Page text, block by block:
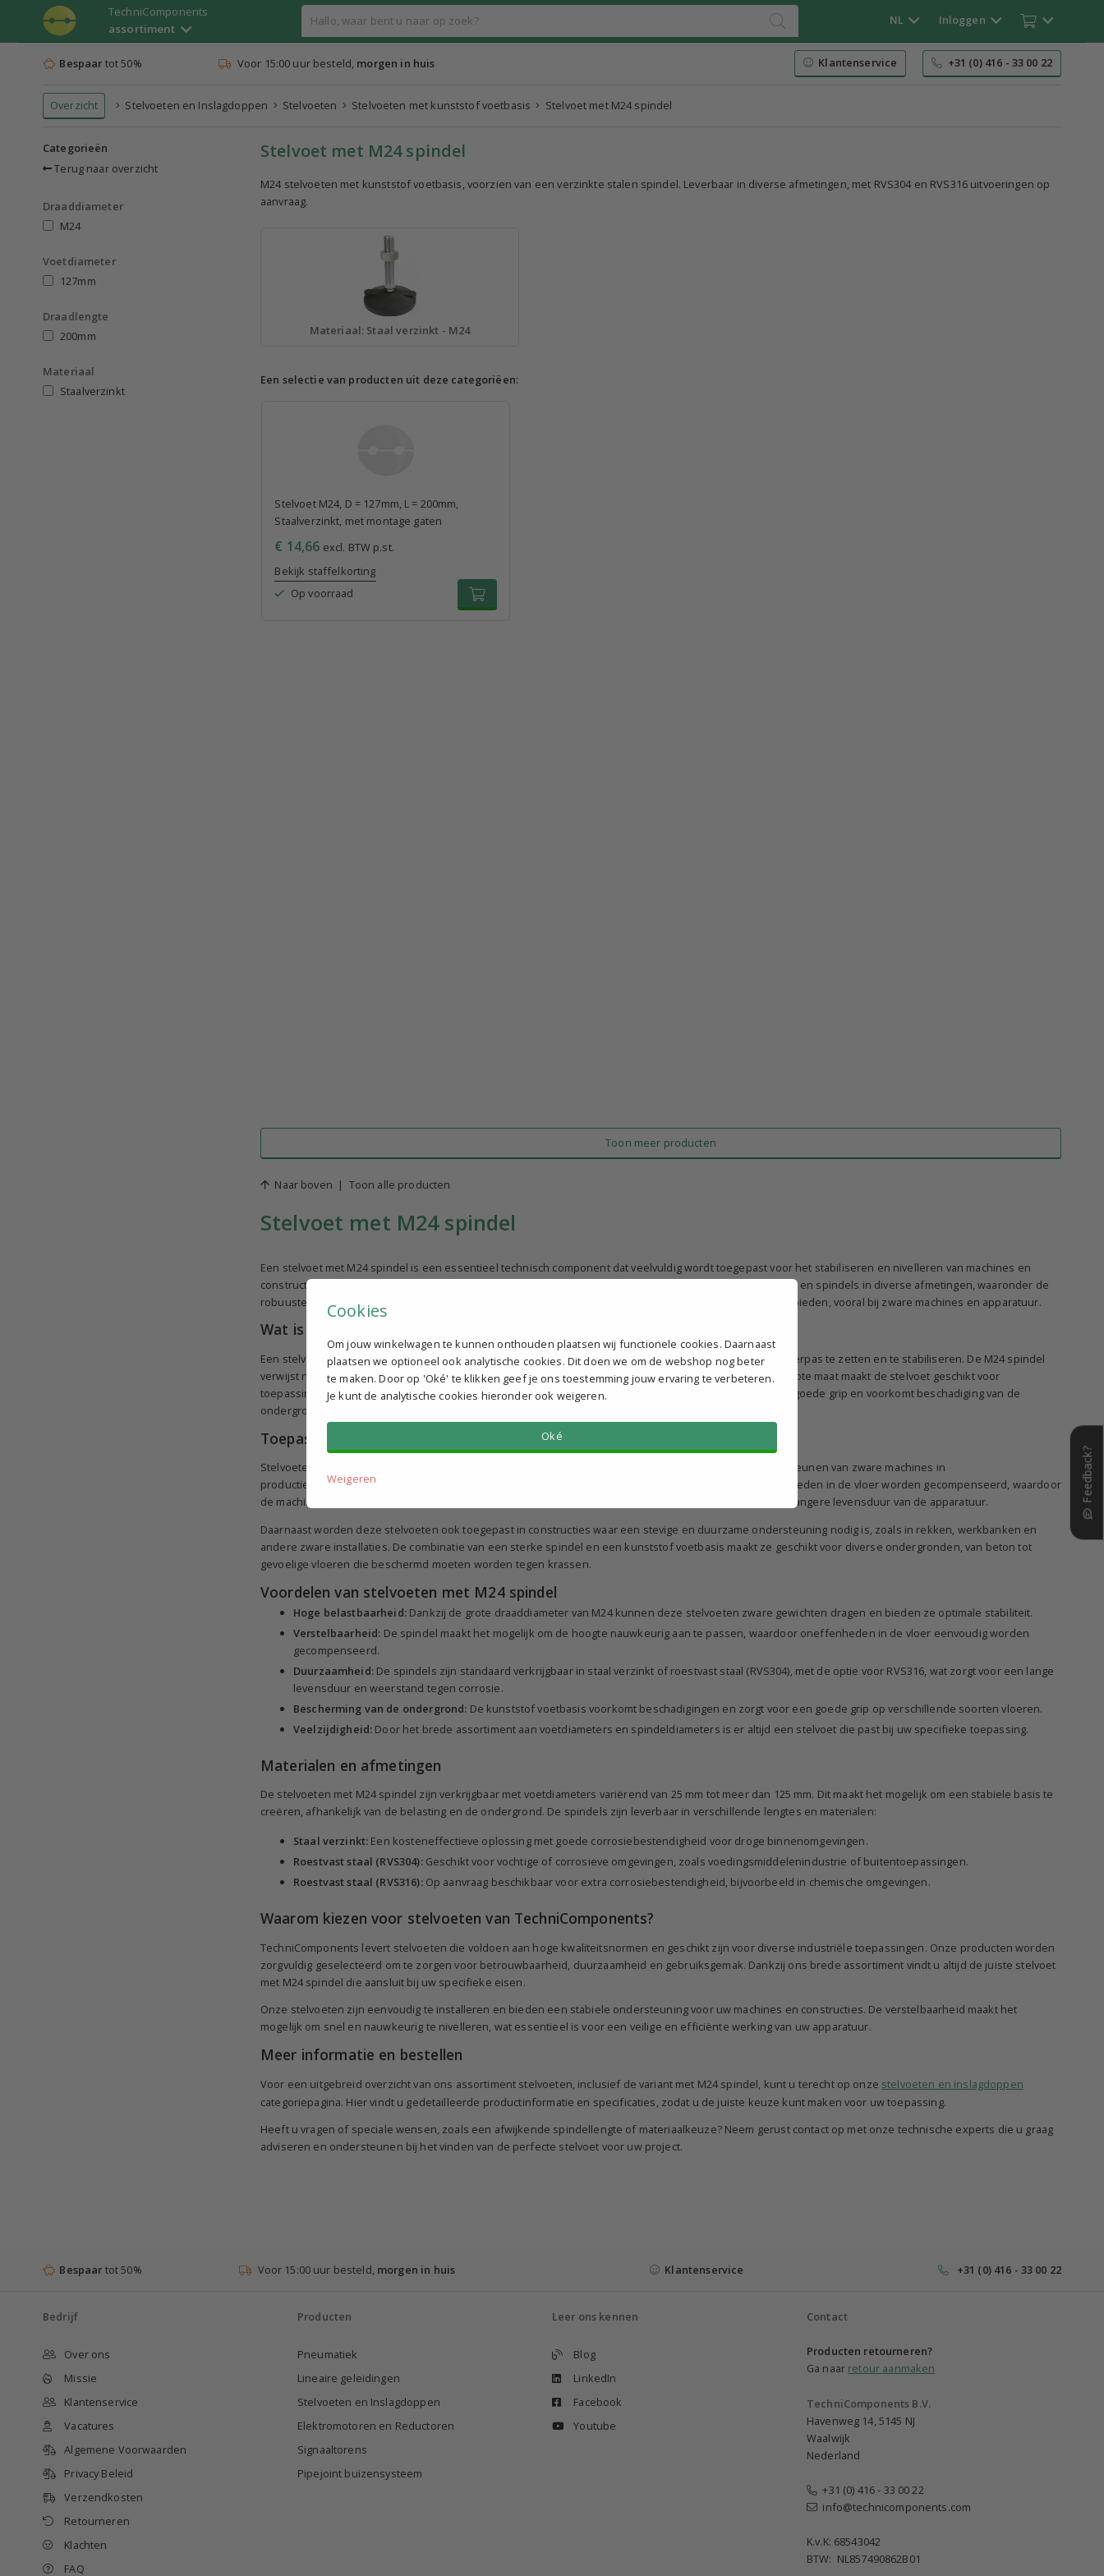
TechniComponents
assortiment
NL Inloggen
Bespaar tot 50% Voor 15:00 uur besteld, morgen in huis Klantenservice +31 (0) 416 - 33 00 22
Overzicht Stelvoeten en Inslagdoppen Stelvoeten Stelvoeten met kunststof voetbasis Stelvoet met M24 spindel
Categorieën
Terug naar overzicht
Draaddiameter
M24
Voetdiameter
127mm
Draadlengte
200mm
Materiaal
Staalverzinkt
Stelvoet met M24 spindel
M24 stelvoeten met kunststof voetbasis, voorzien van een verzinkte stalen spindel. Leverbaar in diverse afmetingen, met RVS304 en RVS316 uitvoeringen op
aanvraag.
Materiaal: Staal verzinkt - M24
Een selectie van producten uit deze categoriëen:
Stelvoet M24, D = 127mm, L = 200mm,
Staalverzinkt, met montage gaten
€ 14,66 excl. BTW p.st.
Bekijk staffelkorting
Op voorraad
Toon meer producten
Naar boven | Toon alle producten
Stelvoet met M24 spindel
Een stelvoet met M24 spindel is een essentieel technisch component dat veelvuldig wordt toegepast voor het stabiliseren en nivelleren van machines en
constructies. Bij TechniComponents bieden we een breed assortiment stelvoeten met kunststof voetbasis en spindels in diverse afmetingen, waaronder de
robuuste M24 variant. Deze stelvoeten zijn ontworpen om een stevige en betrouwbare ondersteuning te bieden, vooral bij zware machines en apparatuur.
Wat is een stelvoet met M24 spindel?
Een stelvoet is een verstelbare voet die wordt gebruikt om machines, meubels of andere constructies waterpas te zetten en te stabiliseren. De M24 spindel
verwijst naar de draaddiameter van de schroefdraad op de spindel, namelijk 24 millimeter. Deze relatief grote maat maakt de stelvoet geschikt voor
toepassingen waarbij hogere belastingen en stabiliteit vereist zijn. De kunststof voetbasis zorgt voor een goede grip en voorkomt beschadiging van de
ondergrond.
Toepassingen van stelvoeten met M24 spindel
Stelvoeten met een M24 spindel worden vooral gebruikt als machinepoten. Ze zijn ideaal voor het ondersteunen van zware machines in
productieomgevingen, werkplaatsen en industriële installaties. Door de verstelbaarheid kunnen oneffenheden in de vloer worden gecompenseerd, waardoor
de machine stabiel en waterpas staat. Dit voorkomt trillingen, verhoogt de veiligheid en draagt bij aan een langere levensduur van de apparatuur.
Daarnaast worden deze stelvoeten ook toegepast in constructies waar een stevige en duurzame ondersteuning nodig is, zoals in rekken, werkbanken en
andere zware installaties. De combinatie van een sterke spindel en een kunststof voetbasis maakt ze geschikt voor diverse ondergronden, van beton tot
gevoelige vloeren die beschermd moeten worden tegen krassen.
Voordelen van stelvoeten met M24 spindel
Hoge belastbaarheid:Dankzij de grote draaddiameter van M24 kunnen deze stelvoeten zware gewichten dragen en bieden ze optimale stabiliteit.
Verstelbaarheid: De spindel maakt het mogelijk om de hoogte nauwkeurig aan te passen, waardoor oneffenheden in de vloer eenvoudig worden
gecompenseerd.
Duurzaamheid:De spindels zijn standaard verkrijgbaar in staal verzinkt of roestvast staal (RVS304), met de optie voor RVS316, wat zorgt voor een lange
levensduur en weerstand tegen corrosie.
Bescherming van de ondergrond: De kunststof voetbasis voorkomt beschadigingen en zorgt voor een goede grip op verschillende soorten vloeren.
Veelzijdigheid: Door het brede assortiment aan voetdiameters en spindeldiameters is er altijd een stelvoet die past bij uw specifieke toepassing.
Materialen en afmetingen
De stelvoeten met M24 spindel zijn verkrijgbaar met voetdiameters variërend van 25 mm tot meer dan 125 mm. Dit maakt het mogelijk om een stabiele basis te
creëren, afhankelijk van de belasting en de ondergrond. De spindels zijn leverbaar in verschillende lengtes en materialen:
Staal verzinkt: Een kosteneffectieve oplossing met goede corrosiebestendigheid voor droge binnenomgevingen.
Roestvast staal (RVS304):Geschikt voor vochtige of corrosieve omgevingen, zoals voedingsmiddelenindustrie of buitentoepassingen.
Roestvast staal (RVS316):Op aanvraag beschikbaar voor extra corrosiebestendigheid, bijvoorbeeld in chemische omgevingen.
Waarom kiezen voor stelvoeten van TechniComponents?
TechniComponents levert stelvoeten die voldoen aan hoge kwaliteitsnormen en geschikt zijn voor diverse industriële toepassingen. Onze producten worden
zorgvuldig geselecteerd om te zorgen voor betrouwbaarheid, duurzaamheid en gebruiksgemak. Dankzij ons brede assortiment vindt u altijd de juiste stelvoet
met M24 spindel die aansluit bij uw specifieke eisen.
Onze stelvoeten zijn eenvoudig te installeren en bieden een stabiele ondersteuning voor uw machines en constructies. De verstelbaarheid maakt het
mogelijk om snel en nauwkeurig te nivelleren, wat essentieel is voor een veilige en efficiënte werking van uw apparatuur.
Meer informatie en bestellen
Voor een uitgebreid overzicht van ons assortiment stelvoeten, inclusief de variant met M24 spindel, kunt u terecht op onze stelvoeten en inslagdoppen
categoriepagina. Hier vindt u gedetailleerde productinformatie en specificaties, zodat u de juiste keuze kunt maken voor uw toepassing.
Heeft u vragen of speciale wensen, zoals een afwijkende spindellengte of materiaalkeuze? Neem gerust contact op met onze technische experts die u graag
adviseren en ondersteunen bij het vinden van de perfecte stelvoet voor uw project.
Bespaar tot 50% Voor 15:00 uur besteld, morgen in huis Klantenservice +31 (0) 416 - 33 00 22
Bedrijf
Over ons
Missie
Klantenservice
Vacatures
Algemene Voorwaarden
Privacy Beleid
Verzendkosten
Retourneren
Klachten
FAQ
Producten
Pneumatiek
Lineaire geleidingen
Stelvoeten en Inslagdoppen
Elektromotoren en Reductoren
Signaaltorens
Pipejoint buizensysteem
Leer ons kennen
Blog
LinkedIn
Facebook
Youtube
Contact
Producten retourneren?
Ga naar retour aanmaken
TechniComponents B.V.
Havenweg 14, 5145 NJ
Waalwijk
Nederland
+31 (0) 416 - 33 00 22
info@technicomponents.com
K.v.K: 68543042
BTW: NL857490862B01
Cookies
Om jouw winkelwagen te kunnen onthouden plaatsen wij functionele cookies. Daarnaast
plaatsen we optioneel ook analytische cookies. Dit doen we om de webshop nog beter
te maken. Door op 'Oké' te klikken geef je ons toestemming jouw ervaring te verbeteren.
Je kunt de analytische cookies hieronder ook weigeren.
Oké
Weigeren Feedback?